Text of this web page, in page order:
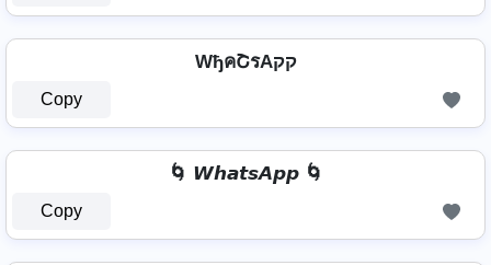
WђคՇรAקק
Copy
🌀 𝙒𝙝𝙖𝙩𝙨𝘼𝙥𝙥 🌀
Copy